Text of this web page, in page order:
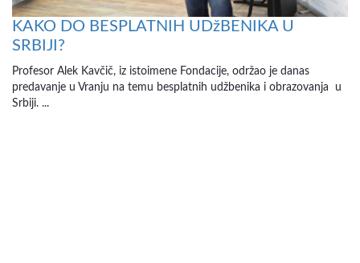
KAKO DO BESPLATNIH UDžBENIKA U
SRBIJI?
Profesor Alek Kavčič, iz istoimene Fondacije, održao je danas
predavanje u Vranju na temu besplatnih udžbenika i obrazovanja u
Srbiji. ...